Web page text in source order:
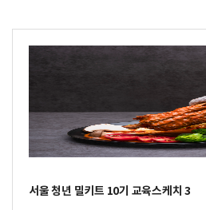
서울 청년 밀키트 10기 교육스케치 3